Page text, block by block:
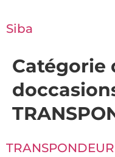
Siba
Catégorie